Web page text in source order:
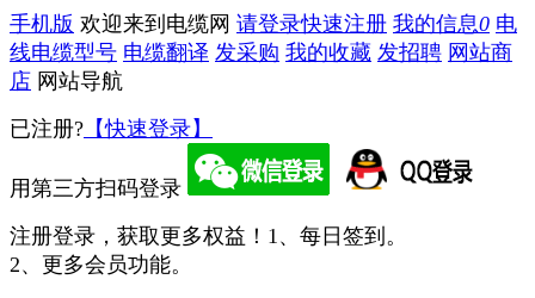
手机版 欢迎来到电缆网 请登录快速注册 我的信息0 电
线电缆型号 电缆翻译 发采购 我的收藏 发招聘 网站商
店 网站导航
已注册? 【快速登录】
用第三方扫码登录
注册登录，获取更多权益！ 1、每日签到。
2、更多会员功能。